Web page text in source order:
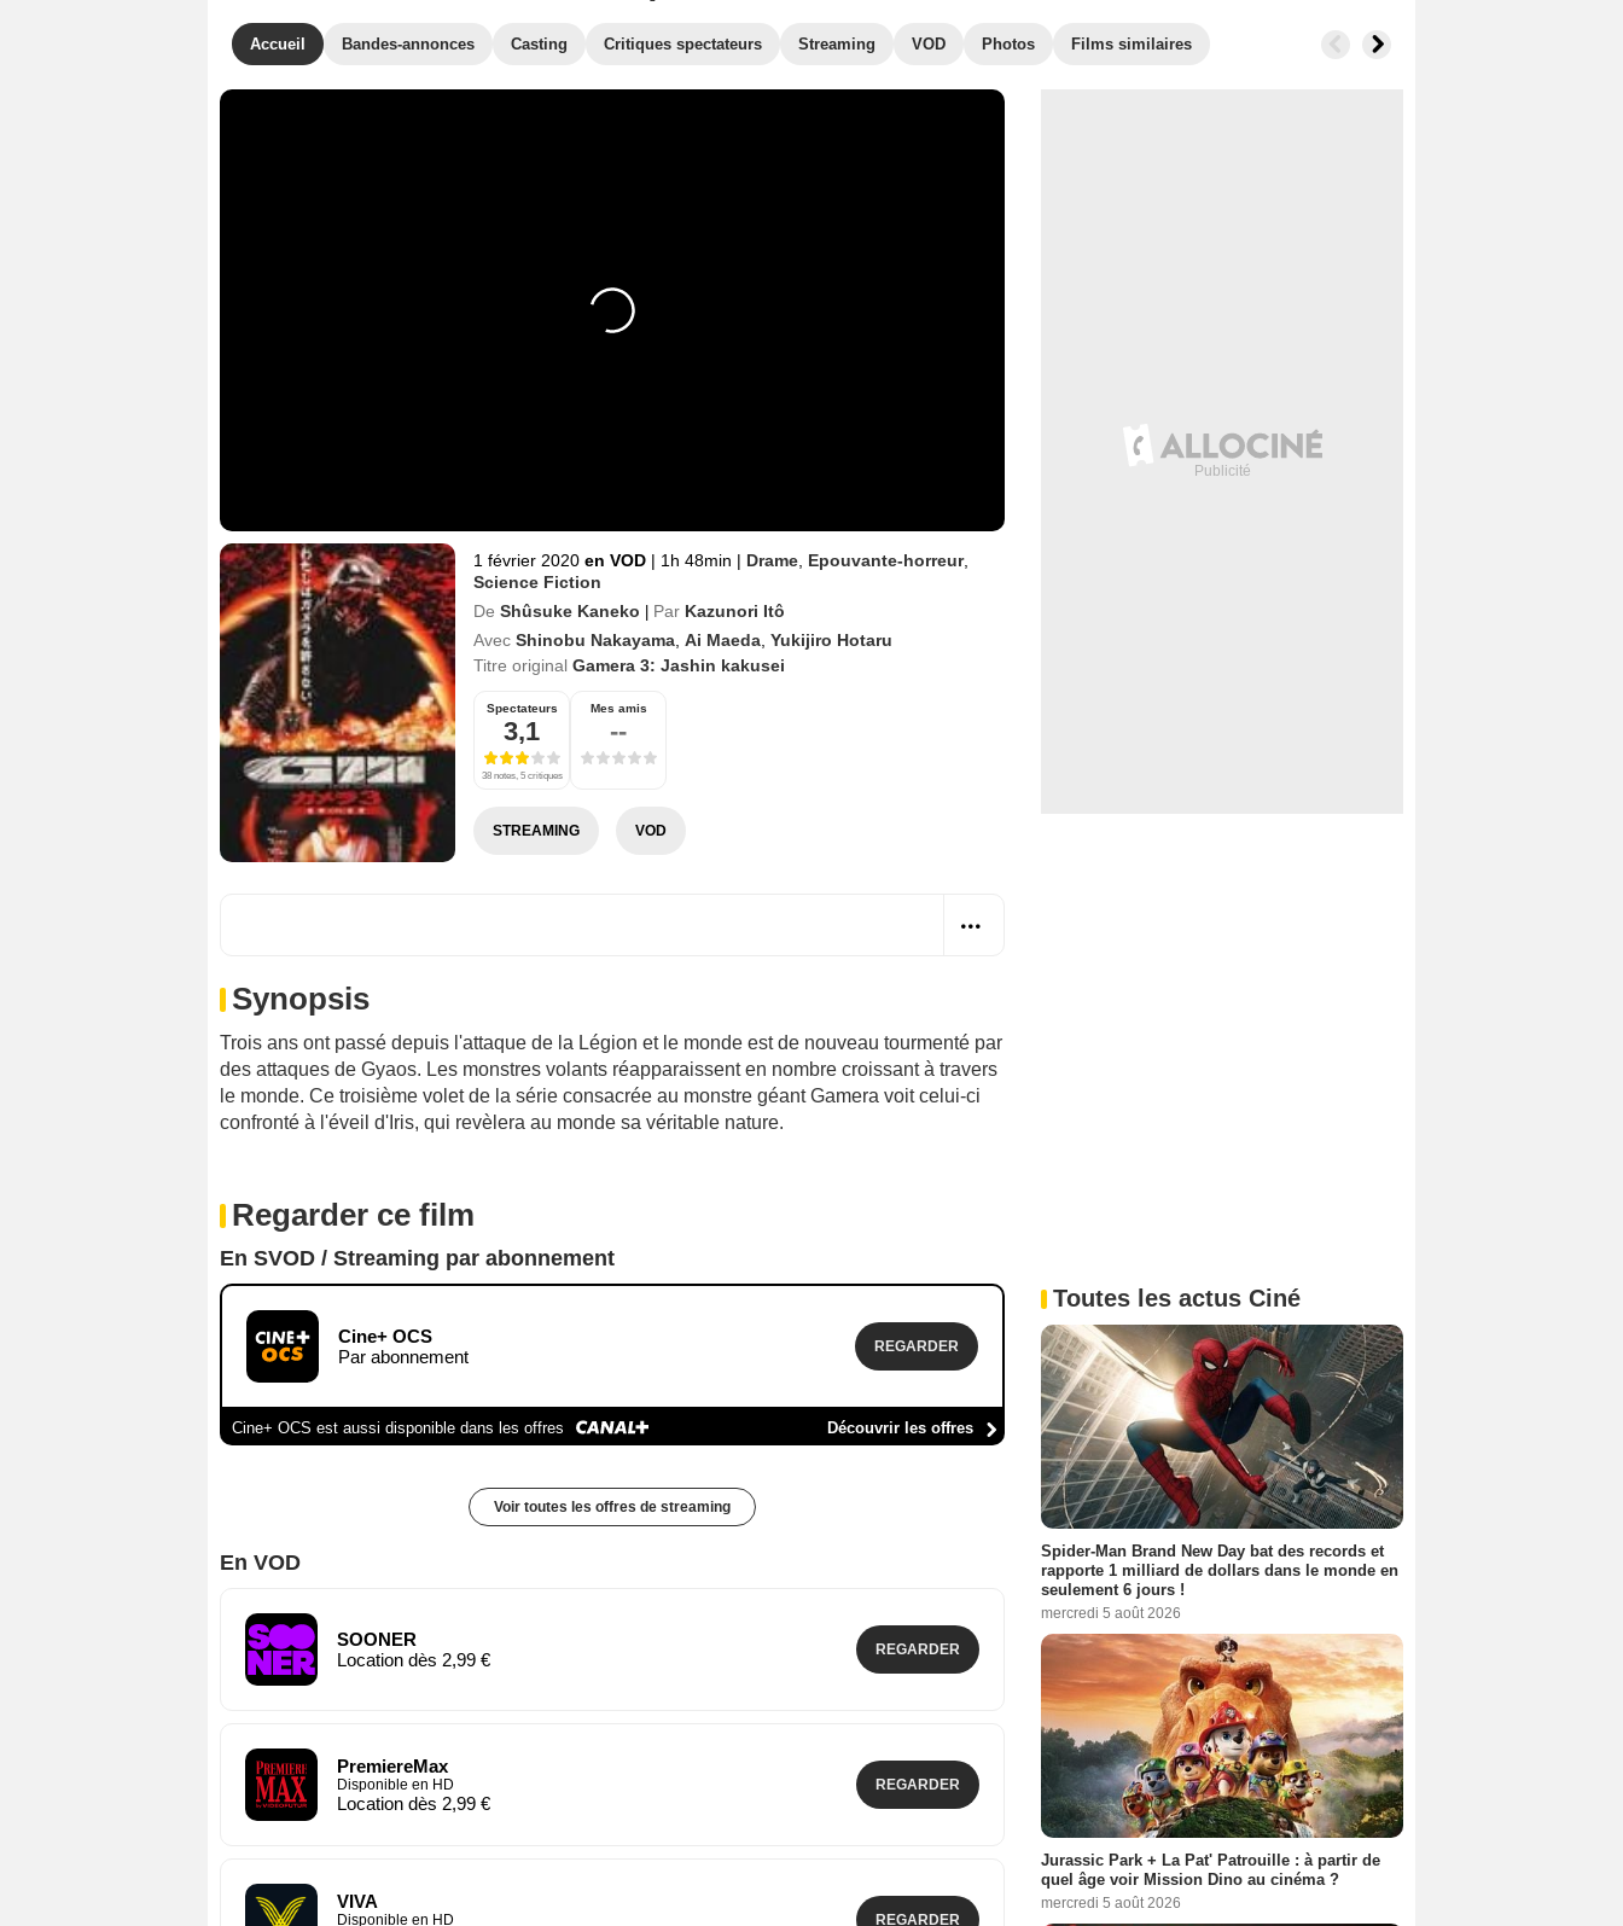
Accueil Bandes-annonces Casting Critiques spectateurs Streaming VOD Photos Films similaires
1 février 2020 en VOD | 1h 48min | Drame Epouvante-horreur,
Science Fiction
De Shûsuke Kaneko | Par Kazunori Itô
Avec Shinobu Nakayama Ai Maeda Yukijiro Hotaru
Titre original Gamera 3: Jashin kakusei
Spectateurs
3,1
38 notes, 5 critiques
Mes amis
--
STREAMING VOD
Synopsis
Trois ans ont passé depuis l'attaque de la Légion et le monde est de nouveau tourmenté par
des attaques de Gyaos. Les monstres volants réapparaissent en nombre croissant à travers
le monde. Ce troisième volet de la série consacrée au monstre géant Gamera voit celui-ci
confronté à l'éveil d'Iris, qui revèlera au monde sa véritable nature.
Regarder ce film
En SVOD / Streaming par abonnement
Cine+ OCS
Par abonnement
REGARDER
Cine+ OCS est aussi disponible dans les offres Découvrir les offres
Voir toutes les offres de streaming
En VOD
SOONER
Location dès 2,99 €
REGARDER
PremiereMax
Disponible en HD
Location dès 2,99 €
REGARDER
VIVA
Disponible en HD REGARDER
Toutes les actus Ciné
Spider-Man Brand New Day bat des records et
rapporte 1 milliard de dollars dans le monde en
seulement 6 jours !
mercredi 5 août 2026
Jurassic Park + La Pat' Patrouille : à partir de
quel âge voir Mission Dino au cinéma ?
mercredi 5 août 2026